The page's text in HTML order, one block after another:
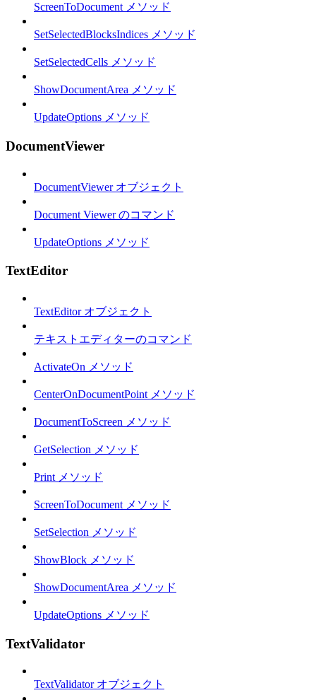
ScreenToDocument メソッド
SetSelectedBlocksIndices メソッド
SetSelectedCells メソッド
ShowDocumentArea メソッド
UpdateOptions メソッド
DocumentViewer
DocumentViewer オブジェクト
Document Viewer のコマンド
UpdateOptions メソッド
TextEditor
TextEditor オブジェクト
テキストエディターのコマンド
ActivateOn メソッド
CenterOnDocumentPoint メソッド
DocumentToScreen メソッド
GetSelection メソッド
Print メソッド
ScreenToDocument メソッド
SetSelection メソッド
ShowBlock メソッド
ShowDocumentArea メソッド
UpdateOptions メソッド
TextValidator
TextValidator オブジェクト